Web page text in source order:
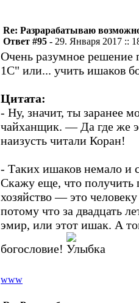
Re: Разрарабатываю
Ответ #95 - 29. Января 2017 ::
Очень разумное решение
1С" или... учить ишаков
Цитата:
- Ну, значит, ты заранее
чайханщик. — Да где же
наизусть читали Коран!
- Таких ишаков немало и
Скажу еще, что получить
хозяйство — это
потому что за двадцать
эмир, или этот ишак. А
богословие!
www